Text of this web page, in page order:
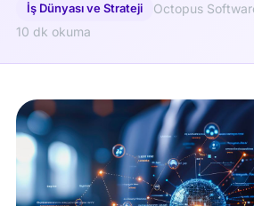
İş Dünyası ve Strateji Octopus
10 dk okuma